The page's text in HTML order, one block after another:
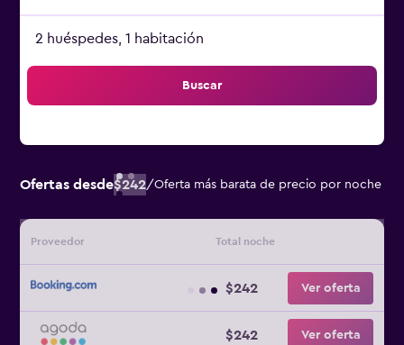
2 huéspedes, 1 habitación
Buscar
Ofertas desde$242/Oferta más barata de precio por noche
Proveedor Total noche
$242 Ver oferta
$242 Ver oferta